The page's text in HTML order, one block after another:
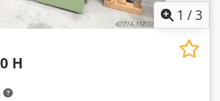
1 /3
H